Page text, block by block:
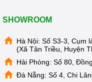
HAY
GIỚI
THIỆU
SHOWROOM
Hà Nội: Số S3-3, Cụm
(Xã Tân Triều, Huyện
Hải Phòng: Số 80,
Đà Nẵng: Số 4, Chi